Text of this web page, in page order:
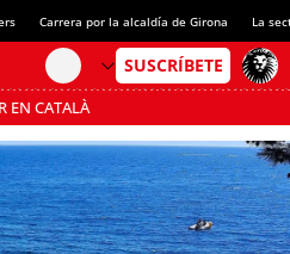
Carrera por la alcaldía de Girona La
EN CATALÀ
AHORRO